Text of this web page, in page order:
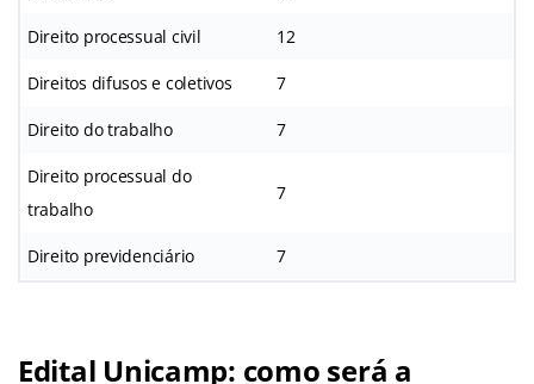
Direito processual civil 12
Direitos difusos e coletivos 7
Direito do trabalho 7
Direito processual do
trabalho
7
Direito previdenciário 7
Edital Unicamp: como será a